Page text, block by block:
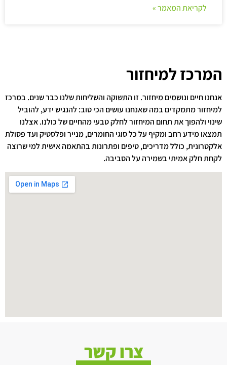
לקריאת המאמר »
המרכז למיחזור
אנחנו חיים ונושמים מיחזור. זו התשוקה והשליחות שלנו כבר שנים. במרכז
למיחזור מתמקדים במה שאנחנו עושים הכי טוב: להנגיש ידע, להוביל
שינוי ולהפוך את תחום המיחזור לחלק טבעי מהחיים של כולנו. אצלנו
תמצאו מידע רחב ומקיף על כל סוגי החומרים, מנייר ופלסטיק ועד פסולת
אלקטרונית, כולל מדריכים, טיפים ופתרונות בהתאמה אישית למי שרוצה
לקחת חלק אמיתי בשמירה על הסביבה.
צרו קשר